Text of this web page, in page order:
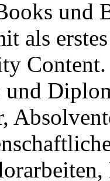
und
als
und